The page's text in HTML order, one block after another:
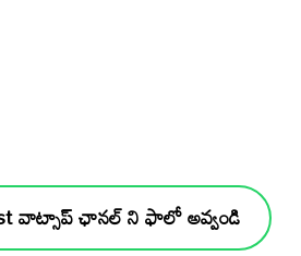
వాట్సాప్ ఛానల్ ని ఫాలో అవ్వండి